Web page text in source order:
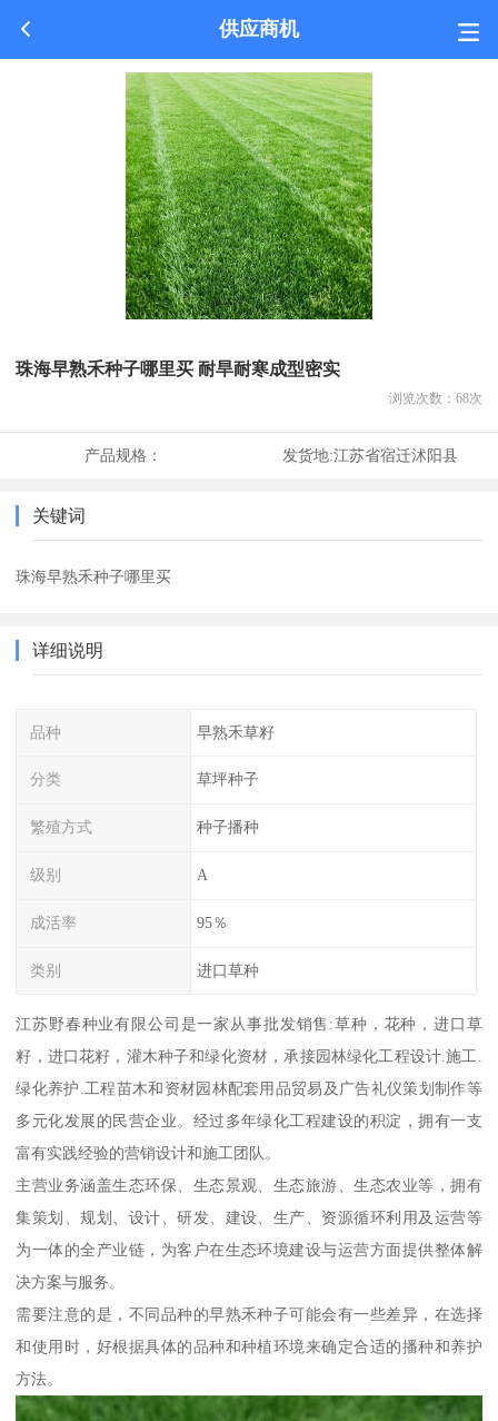
供应商机
珠海早熟禾种子哪里买 耐旱耐寒成型密实
浏览次数： 68次
产品规格： 发货地:江苏省宿迁沭阳县
关键词
珠海早熟禾种子哪里买
详细说明
品种 早熟禾草籽
分类 草坪种子
繁殖方式 种子播种
级别 A
成活率 95％
类别 进口草种
江苏野春种业有限公司是一家从事批发销售:草种，花种，进口草
籽，进口花籽，灌木种子和绿化资材，承接园林绿化工程设计.施工.
绿化养护.工程苗木和资材园林配套用品贸易及广告礼仪策划制作等
多元化发展的民营企业。经过多年绿化工程建设的积淀，拥有一支
富有实践经验的营销设计和施工团队。
主营业务涵盖生态环保、生态景观、生态旅游、生态农业等，拥有
集策划、规划、设计、研发、建设、生产、资源循环利用及运营等
为一体的全产业链，为客户在生态环境建设与运营方面提供整体解
决方案与服务。
需要注意的是，不同品种的早熟禾种子可能会有一些差异，在选择
和使用时，好根据具体的品种和种植环境来确定合适的播种和养护
方法。